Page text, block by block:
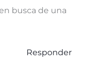
busca de una
Responder